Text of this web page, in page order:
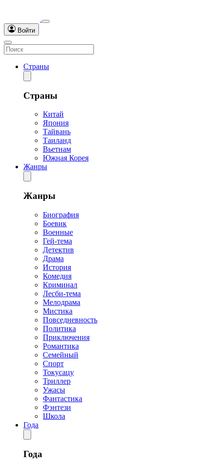
Войти
Страны
Страны
Китай
Япония
Тайвань
Таиланд
Вьетнам
Южная Корея
Жанры
Жанры
Биография
Боевик
Военные
Гей-тема
Детектив
Драма
История
Комедия
Криминал
Лесби-тема
Мелодрама
Мистика
Повседневность
Политика
Приключения
Романтика
Семейный
Спорт
Токусацу
Триллер
Ужасы
Фантастика
Фэнтези
Школа
Года
Года